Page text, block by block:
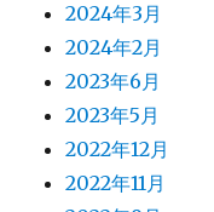
2024年3月
2024年2月
2023年6月
2023年5月
2022年12月
2022年11月